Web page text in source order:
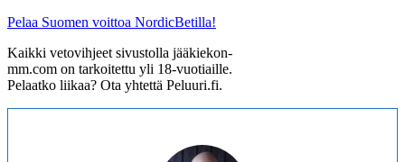
Pelaa Suomen voittoa NordicBetilla!
Kaikki vetovihjeet sivustolla jääkiekon-
mm.com on tarkoitettu yli 18-vuotiaille.
Pelaatko liikaa? Ota yhtettä Peluuri.fi.